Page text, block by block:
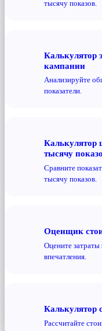
тысячу показов.
Калькулятор
кампании
Анализируйте
показатели.
Калькулятор
тысячу
Сравните
тысячу показов.
Оценщик
Оцените
впечатления.
Калькулятор
Рассчитайте